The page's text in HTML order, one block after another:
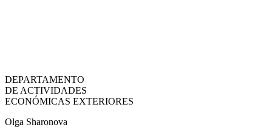
DEPARTAMENTO
DE ACTIVIDADES
ECONÓMICAS EXTERIORES
Olga Sharonova